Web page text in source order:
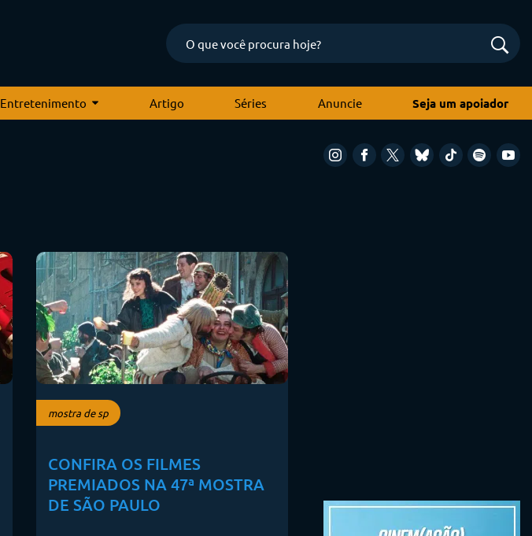
Entretenimento Artigo Séries Anuncie Seja um apoiador
mostra de sp
CONFIRA OS FILMES
PREMIADOS NA 47ª MOSTRA
DE SÃO PAULO